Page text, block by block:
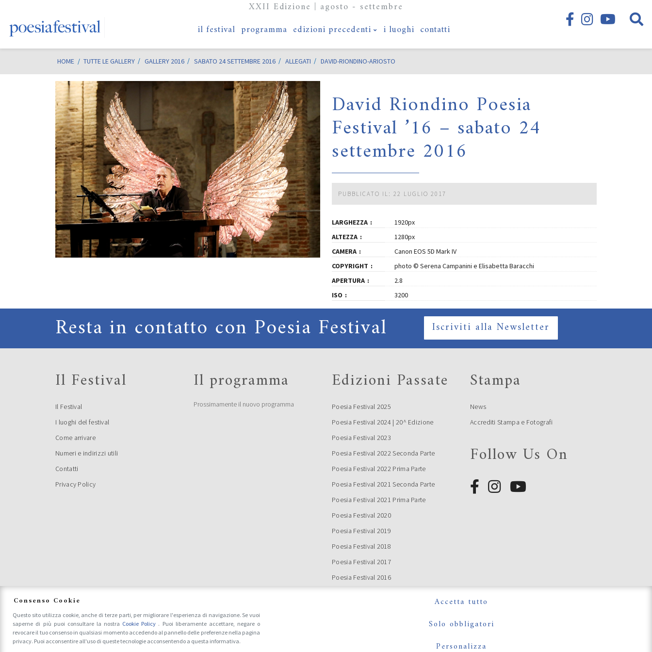
XXII Edizione | agosto - settembre
il festival programma edizioni precedenti i luoghi contatti
HOME / TUTTE LE GALLERY GALLERY 2016 SABATO 24 SETTEMBRE 2016 ALLEGATI DAVID-RIONDINO-ARIOSTO
David Riondino Poesia
Festival ’16 – sabato 24
settembre 2016
PUBBLICATO IL: 22 LUGLIO 2017
LARGHEZZA
1920px
ALTEZZA
1280px
CAMERA
Canon EOS 5D Mark IV
COPYRIGHT
photo © Serena Campanini e Elisabetta Baracchi
APERTURA
2.8
ISO
3200
Resta in contatto con Poesia Festival Iscriviti alla Newsletter
Il Festival
Il Festival
I luoghi del festival
Come arrivare
Numeri e indirizzi utili
Contatti
Privacy Policy
Il programma
Prossimamente il nuovo programma
Edizioni Passate
Poesia Festival 2025
Poesia Festival 2024 | 20^ Edizione
Poesia Festival 2023
Poesia Festival 2022 Seconda Parte
Poesia Festival 2022 Prima Parte
Poesia Festival 2021 Seconda Parte
Poesia Festival 2021 Prima Parte
Poesia Festival 2020
Poesia Festival 2019
Poesia Festival 2018
Poesia Festival 2017
Poesia Festival 2016
Stampa
News
Accrediti Stampa e Fotografi
Follow Us On
Consenso Cookie
Questo sito utilizza cookie, anche di terze parti, per migliorare l'esperienza di navigazione. Se vuoi
saperne di più puoi consultare la nostra Cookie Policy . Puoi liberamente accettare, negare o
revocare il tuo consenso in qualsiasi momento accedendo al pannello delle preferenze nella pagina
privacy. Puoi acconsentire all'uso di queste tecnologie acconsentendo a questa informativa.
Accetta tutto
Solo obbligatori
Personalizza